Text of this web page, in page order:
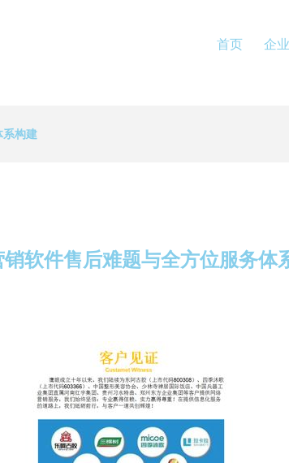
首页 企
系构建
销软件售后难题与全方位服务体